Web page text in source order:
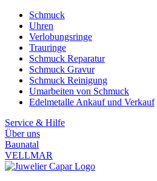
Schmuck
Uhren
Verlobungsringe
Trauringe
Schmuck Reparatur
Schmuck Gravur
Schmuck Reinigung
Umarbeiten von Schmuck
Edelmetalle Ankauf und Verkauf
Service & Hilfe
Über uns
Baunatal
VELLMAR